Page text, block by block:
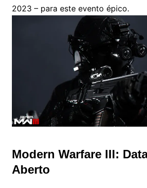
2023 – para este evento épico.
Modern Warfare III:
Aberto